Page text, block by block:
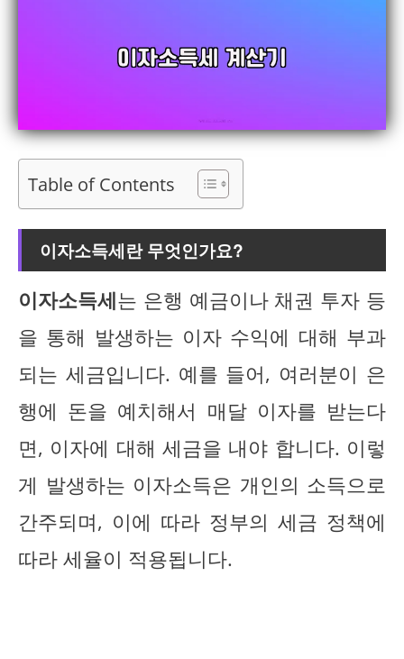
Table of Contents
이자소득세란 무엇인가요?
이자소득세는 은행 예금이나 채권 투자 등
을 통해 발생하는 이자 수익에 대해 부과
되는 세금입니다. 예를 들어, 여러분이 은
행에 돈을 예치해서 매달 이자를 받는다
면, 이자에 대해 세금을 내야 합니다. 이렇
게 발생하는 이자소득은 개인의 소득으로
간주되며, 이에 따라 정부의 세금 정책에
따라 세율이 적용됩니다.